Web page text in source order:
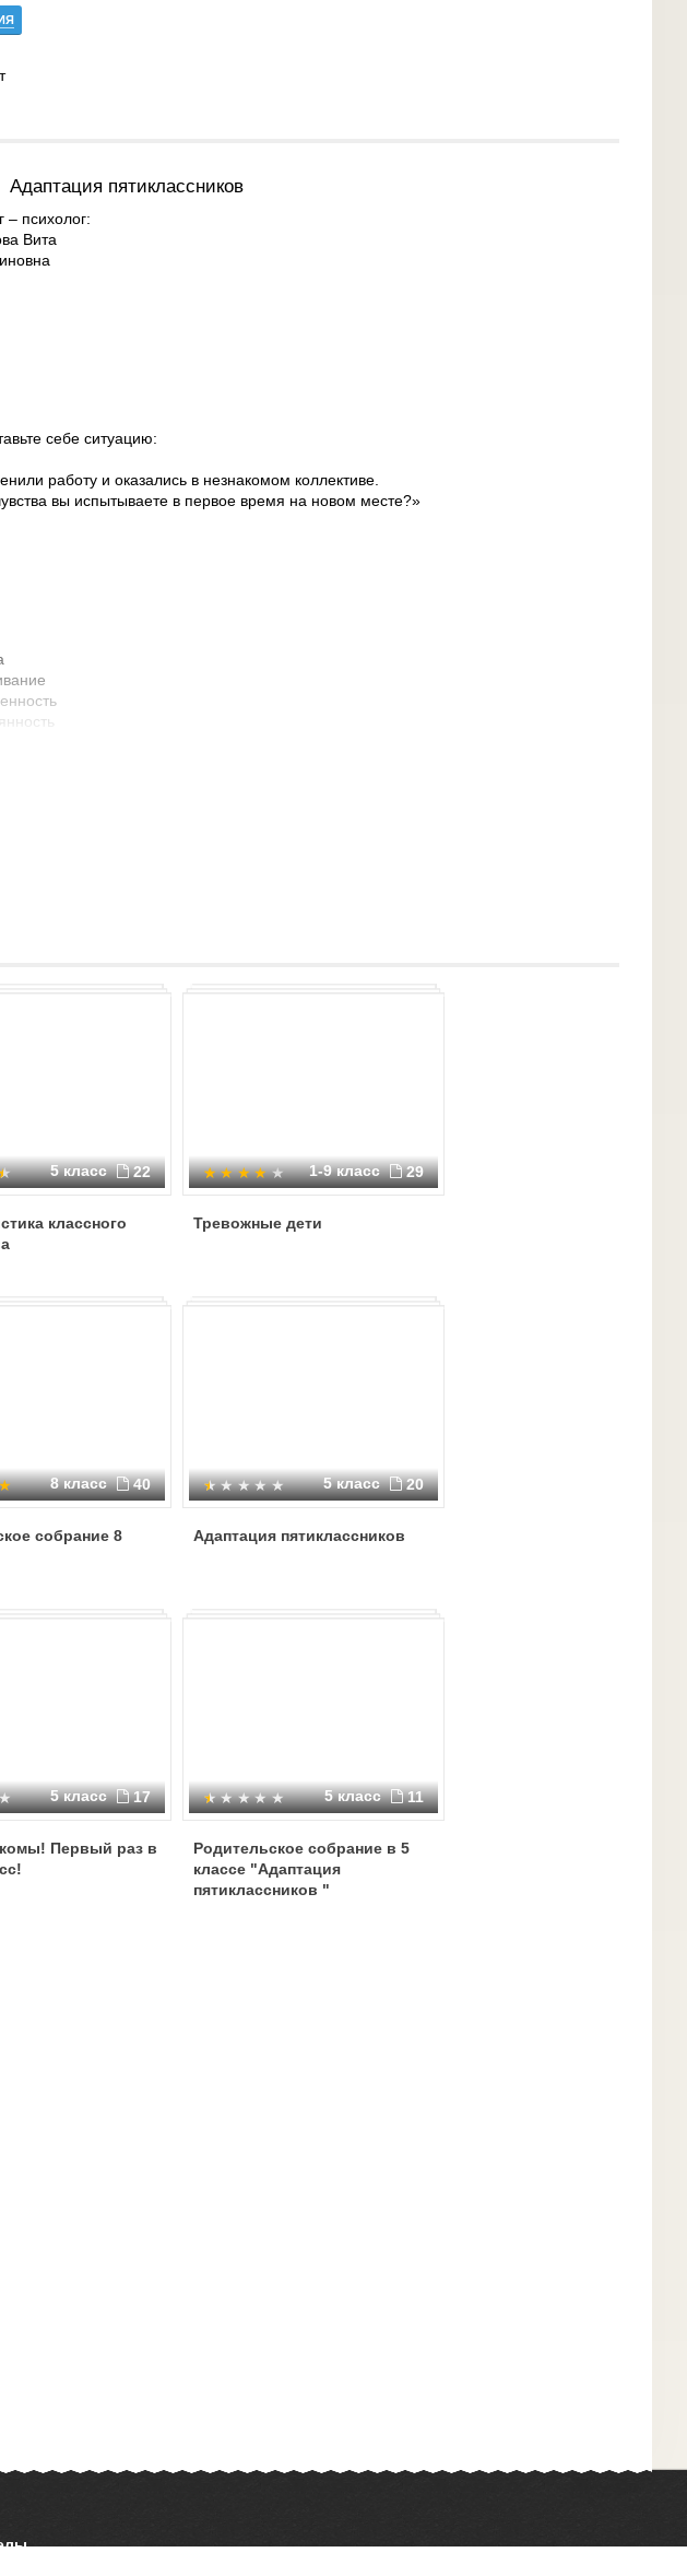
Адаптация пятиклассников
– психолог:
Вита
себе ситуацию:
работу и оказались в незнакомом коллективе.
вы испытываете в первое время на новом месте?»
5 класс 22
классного
1-9 класс 29
Тревожные дети
8 класс 40
собрание 8
5 класс 20
Адаптация пятиклассников
5 класс 17
Первый раз в
5 класс 11
Родительское собрание в 5
классе "Адаптация
пятиклассников "